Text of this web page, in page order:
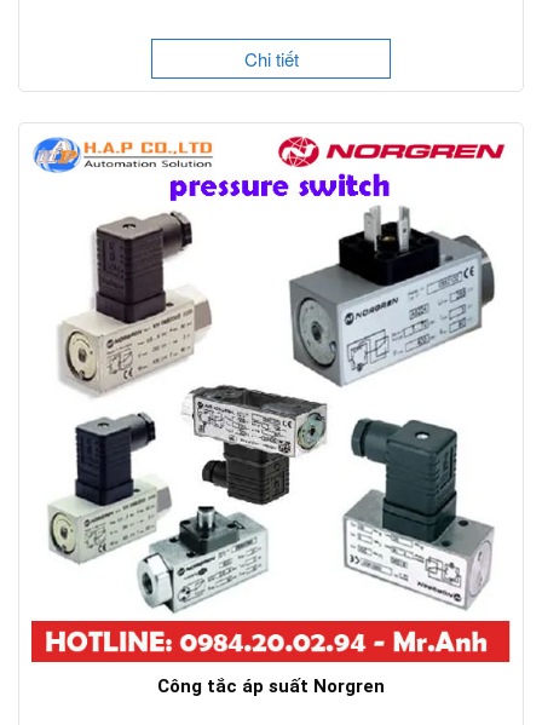
Chi tiết
Công tắc áp suất Norgren